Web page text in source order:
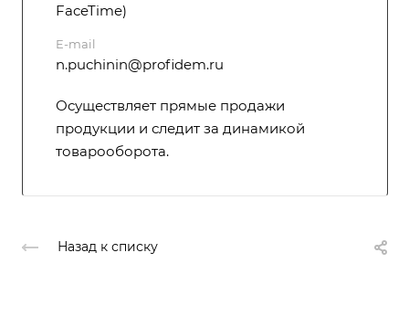
FaceTime)
E-mail
n.puchinin@profidem.ru
Осуществляет прямые продажи
продукции и следит за динамикой
товарооборота.
Назад к списку